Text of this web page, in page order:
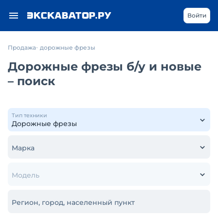
Войти
Продажа дорожные фрезы
Дорожные фрезы б/у и новые
– поиск
Тип техники
Марка
Модель
Регион, город, населенный пункт